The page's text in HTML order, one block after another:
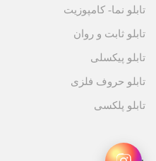
تابلو نما- کامپوزیت
تابلو ثابت و روان
تابلو پیکسلی
تابلو حروف فلزی
تابلو پلکسی